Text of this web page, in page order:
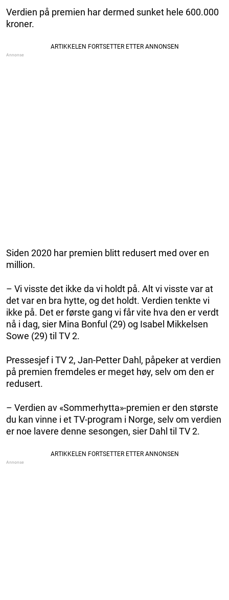
Verdien på premien har dermed sunket hele 600.000
kroner.
Siden 2020 har premien blitt redusert med over en
million.
– Vi visste det ikke da vi holdt på. Alt vi visste var at
det var en bra hytte, og det holdt. Verdien tenkte vi
ikke på. Det er første gang vi får vite hva den er verdt
nå i dag, sier Mina Bonful (29) og Isabel Mikkelsen
Sowe (29) til TV 2.
Pressesjef i TV 2, Jan-Petter Dahl, påpeker at verdien
på premien fremdeles er meget høy, selv om den er
redusert.
– Verdien av «Sommerhytta»-premien er den største
du kan vinne i et TV-program i Norge, selv om verdien
er noe lavere denne sesongen, sier Dahl til TV 2.